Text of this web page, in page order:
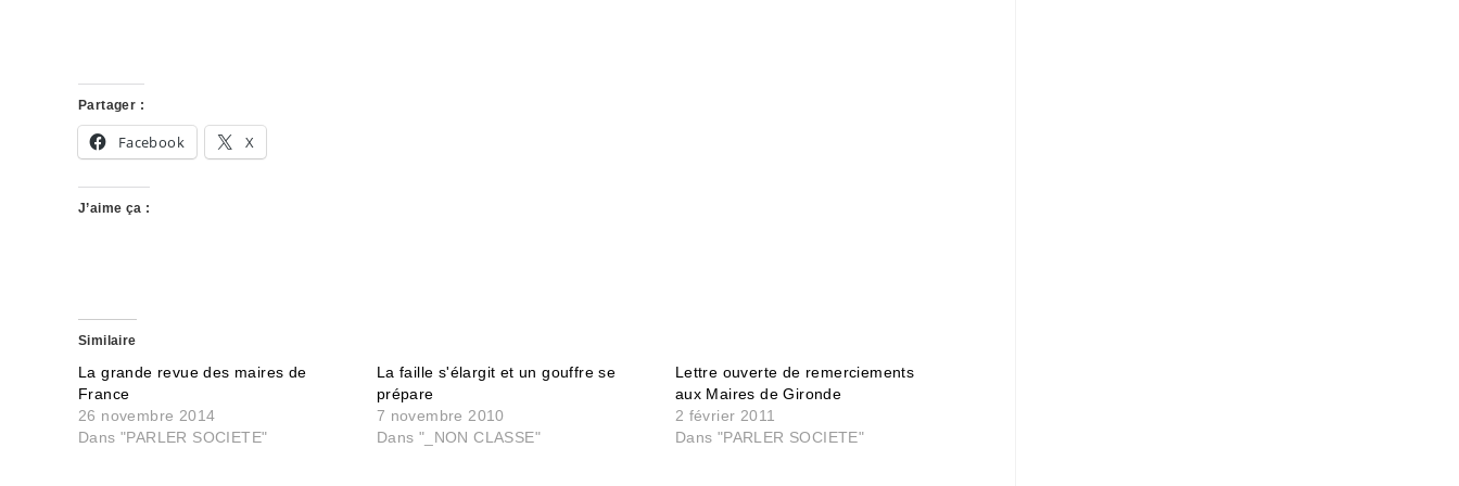
Partager :
Facebook X
J’aime ça :
Similaire
La grande revue des maires de
France
26 novembre 2014
Dans "PARLER SOCIETE"
La faille s'élargit et un gouffre se
prépare
7 novembre 2010
Dans "_NON CLASSE"
Lettre ouverte de remerciements
aux Maires de Gironde
2 février 2011
Dans "PARLER SOCIETE"